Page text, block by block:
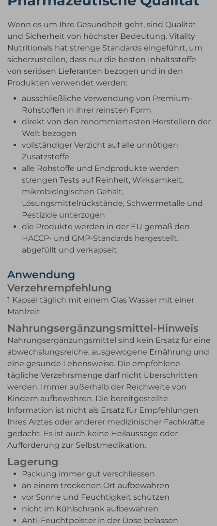
Wenn es um Ihre Gesundheit geht, sind Qualität
und Sicherheit von höchster Bedeutung. Vitality
Nutritionals hat strenge Standards eingeführt, um
sicherzustellen, dass nur die besten Inhaltsstoffe
von seriösen Lieferanten bezogen und in den
Produkten verwendet werden:
ausschließliche Verwendung von Premium-
Rohstoffen in ihrer reinsten Form
direkt von den renommiertesten Herstellern der
Welt bezogen
vollständiger Verzicht auf alle unnötigen
Zusatzstoffe
alle Rohstoffe und Endprodukte werden
strengen Tests auf Reinheit, Wirksamkeit,
mikrobiologischen Gehalt,
Lösungsmittelrückstände, Schwermetalle und
Pestizide unterzogen
die Produkte werden in der EU gemäß den
HACCP- und GMP-Standards hergestellt,
abgefüllt und verkapselt
Anwendung
Verzehrempfehlung
1 Kapsel täglich mit einem Glas Wasser mit einer
Mahlzeit.
Nahrungsergänzungsmittel-Hinweis
Nahrungsergänzungsmittel sind kein Ersatz für eine
abwechslungsreiche, ausgewogene Ernährung und
eine gesunde Lebensweise. Die empfohlene
tägliche Verzehrsmenge darf nicht überschritten
werden. Immer außerhalb der Reichweite von
Kindern aufbewahren. Die bereitgestellte
Information ist nicht als Ersatz für Empfehlungen
Ihres Arztes oder anderer medizinischer Fachkräfte
gedacht. Es ist auch keine Heilaussage oder
Aufforderung zur Selbstmedikation.
Lagerung
Packung immer gut verschliessen
an einem trockenen Ort aufbewahren
vor Sonne und Feuchtigkeit schützen
nicht im Kühlschrank aufbewahren
Anti-Feuchtpolster in der Dose belassen